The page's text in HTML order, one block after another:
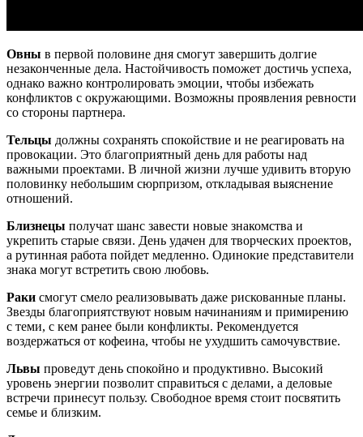
Овны в первой половине дня смогут завершить долгие
незаконченные дела. Настойчивость поможет достичь успеха,
однако важно контролировать эмоции, чтобы избежать
конфликтов с окружающими. Возможны проявления ревности
со стороны партнера.
Тельцы должны сохранять спокойствие и не реагировать на
провокации. Это благоприятный день для работы над
важными проектами. В личной жизни лучше удивить вторую
половинку небольшим сюрпризом, откладывая выяснение
отношений.
Близнецы получат шанс завести новые знакомства и
укрепить старые связи. День удачен для творческих проектов,
а рутинная работа пойдет медленно. Одинокие представители
знака могут встретить свою любовь.
Раки смогут смело реализовывать даже рискованные планы.
Звезды благоприятствуют новым начинаниям и примирению
с теми, с кем ранее были конфликты. Рекомендуется
воздержаться от кофеина, чтобы не ухудшить самочувствие.
Львы проведут день спокойно и продуктивно. Высокий
уровень энергии позволит справиться с делами, а деловые
встречи принесут пользу. Свободное время стоит посвятить
семье и близким.